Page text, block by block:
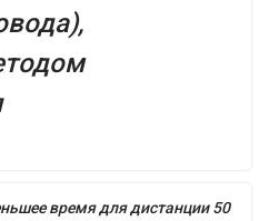
время для дистанции 50